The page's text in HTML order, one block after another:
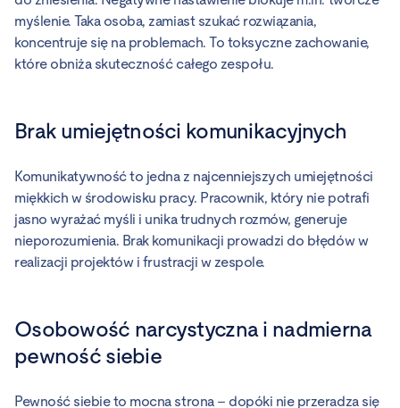
myślenie. Taka osoba, zamiast szukać rozwiązania,
koncentruje się na problemach. To toksyczne zachowanie,
które obniża skuteczność całego zespołu.
Brak umiejętności komunikacyjnych
Komunikatywność to jedna z najcenniejszych umiejętności
miękkich w środowisku pracy. Pracownik, który nie potrafi
jasno wyrażać myśli i unika trudnych rozmów, generuje
nieporozumienia. Brak komunikacji prowadzi do błędów w
realizacji projektów i frustracji w zespole.
Osobowość narcystyczna i nadmierna
pewność siebie
Pewność siebie to mocna strona – dopóki nie przeradza się